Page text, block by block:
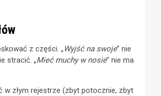
z części. „ Wyjść na swoje” nie
stracić. „Mieć muchy w nosie” nie ma
w złym rejestrze (zbyt potocznie, zbyt